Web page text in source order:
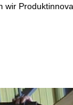
wir